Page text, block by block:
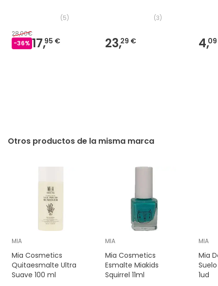
(5)
28,00€
-36% 17,95 €
(3)
23,29 € 4,
Otros productos de la misma marca
MIA
Mia Cosmetics
Quitaesmalte Ultra
Suave 100 ml
MIA
Mia Cosmetics
Esmalte Miakids
Squirrel 11ml
MIA
Mia
1ud